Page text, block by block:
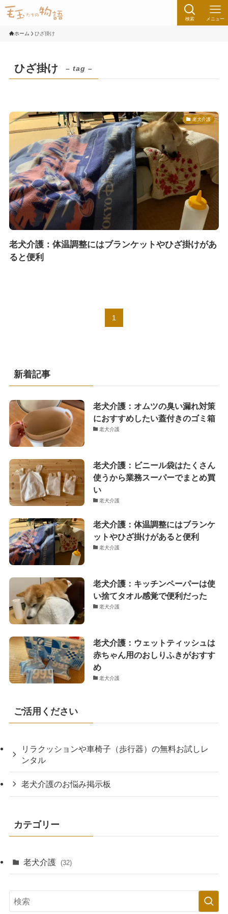
検索 メニュー
ホーム ひざ掛け
ひざ掛け – tag –
老犬介護
老犬介護：体温調整にはブランケットやひざ掛けがあ
ると便利
1
新着記事
老犬介護：オムツの臭い漏れ対策
におすすめしたい蓋付きのゴミ箱
老犬介護
老犬介護：ビニール袋はたくさん
使うから業務スーパーでまとめ買
い
老犬介護
老犬介護：体温調整にはブランケ
ットやひざ掛けがあると便利
老犬介護
老犬介護：キッチンペーパーは使
い捨てタオル感覚で便利だった
老犬介護
老犬介護：ウェットティッシュは
赤ちゃん用のおしりふきがおすす
め
老犬介護
ご活用ください
リラクッションや車椅子（歩行器）の無料お試しレ
ンタル
老犬介護のお悩み掲示板
カテゴリー
老犬介護 (32)